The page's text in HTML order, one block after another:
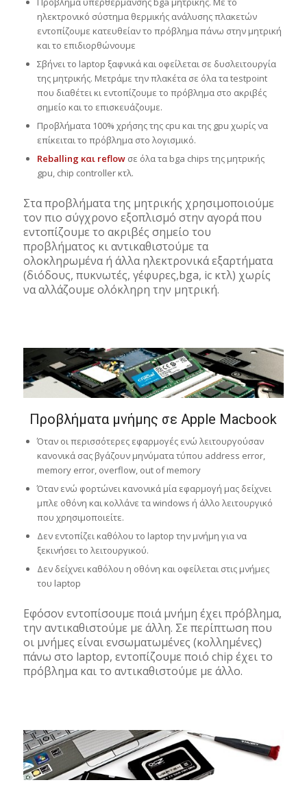
ηλεκτρονικό σύστημα θερμικής ανάλυσης πλακετών
εντοπίζουμε κατευθείαν το πρόβλημα πάνω στην μητρική
και το επιδιορθώνουμε
Σβήνει το laptop ξαφνικά και οφείλεται σε δυσλειτουργία
της μητρικής. Μετράμε την πλακέτα σε όλα τα testpoint
που διαθέτει κι εντοπίζουμε το πρόβλημα στο ακριβές
σημείο και το επισκευάζουμε.
Προβλήματα 100% χρήσης της cpu και της gpu χωρίς να
επίκειται το πρόβλημα στο λογισμικό.
Reballing και reflowσε όλα τα bga chips της μητρικής
gpu, chip controller κτλ.
Στα προβλήματα της μητρικής χρησιμοποιούμε
τον πιο σύγχρονο εξοπλισμό στην αγορά που
εντοπίζουμε το ακριβές σημείο του
προβλήματος κι αντικαθιστούμε τα
ολοκληρωμένα ή άλλα ηλεκτρονικά εξαρτήματα
(διόδους, πυκνωτές, γέφυρες,bga, ic κτλ) χωρίς
να αλλάζουμε ολόκληρη την μητρική.
Προβλήματα μνήμης σε Apple Macbook
Όταν οι περισσότερες εφαρμογές ενώ λειτουργούσαν
κανονικά σας βγάζουν μηνύματα τύπου address error,
memory error, overflow, out of memory
Όταν ενώ φορτώνει κανονικά μία εφαρμογή μας δείχνει
μπλε οθόνη και κολλάνε τα windows ή άλλο λειτουργικό
που χρησιμοποιείτε.
Δεν εντοπίζει καθόλου το laptop την μνήμη για να
ξεκινήσει το λειτουργικού.
Δεν δείχνει καθόλου η οθόνη και οφείλεται στις μνήμες
του laptop
Εφόσον εντοπίσουμε ποιά μνήμη έχει πρόβλημα,
την αντικαθιστούμε με άλλη. Σε περίπτωση που
οι μνήμες είναι ενσωματωμένες (κολλημένες)
πάνω στο laptop, εντοπίζουμε ποιό chip έχει το
πρόβλημα και το αντικαθιστούμε με άλλο.